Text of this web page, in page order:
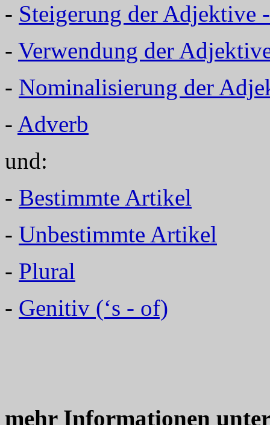
- Steigerung der Adjektive
- Verwendung der
- Nominalisierung der
- Adverb
und:
- Bestimmte Artikel
- Unbestimmte Artikel
- Plural
- Genitiv (‘s - of)
mehr Informationen